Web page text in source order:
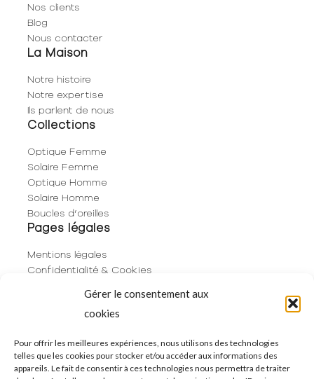
Gérer le consentement aux
cookies
Pour offrir les meilleures expériences, nous utilisons des technologies
telles que les cookies pour stocker et/ou accéder aux informations des
appareils. Le fait de consentir à ces technologies nous permettra de traiter
Nos clients
Blog
Nous contacter
La Maison
Notre histoire
Notre expertise
Ils parlent de nous
Collections
Optique Femme
Solaire Femme
Optique Homme
Solaire Homme
Boucles d’oreilles
Pages légales
Mentions légales
Confidentialité & Cookies
Politique de cookies (UE)
06 29 53 66 63
01 83 96 73 68
250 Rue de Rivoli